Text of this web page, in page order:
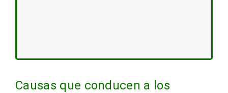
Causas que conducen a los